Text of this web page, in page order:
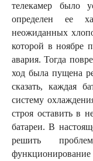
телекамер было
определен ее
неожиданных
которой в ноябре
авария. Тогда
ход была пущена
сказать, каждая
систему
строя оставить в
батареи. В
решить